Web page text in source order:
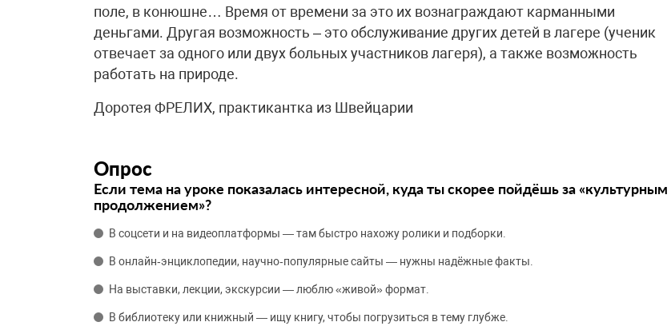
поле, в конюшне… Время от времени за это их вознаграждают карманными
деньгами. Другая возможность – это обслуживание других детей в лагере (ученик
отвечает за одного или двух больных участников лагеря), а также возможность
работать на природе.
Доротея ФРЕЛИХ, практикантка из Швейцарии
Опрос
Если тема на уроке показалась интересной, куда ты скорее пойдёшь за «культурным
продолжением»?
В соцсети и на видеоплатформы — там быстро нахожу ролики и подборки.
В онлайн‑энциклопедии, научно‑популярные сайты — нужны надёжные факты.
На выставки, лекции, экскурсии — люблю «живой» формат.
В библиотеку или книжный — ищу книгу, чтобы погрузиться в тему глубже.